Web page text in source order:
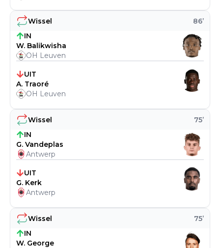
Wissel 75’
IN
W. George
Wissel 75’
IN
G. Vandeplas
Antwerp
UIT
G. Kerk
Antwerp
Wissel 86’
IN
W. Balikwisha
OH Leuven
UIT
A. Traoré
OH Leuven